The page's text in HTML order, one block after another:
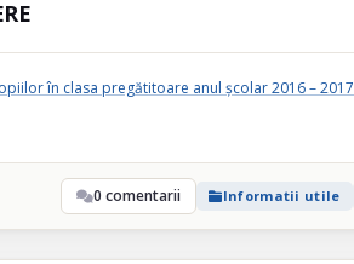
în clasa pregătitoare anul școlar 2016 – 2017
0 comentarii Informatii utile